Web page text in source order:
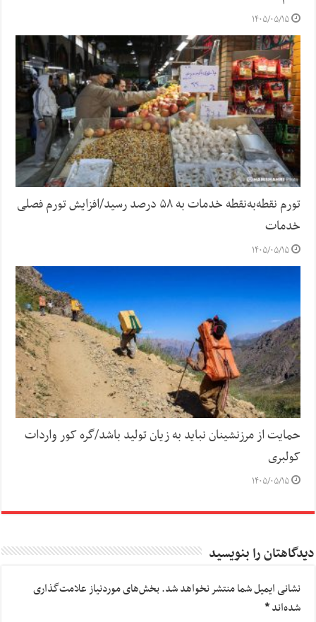
۱۴۰۵/۰۵/۱۵
تورم نقطه‌به‌نقطه خدمات به ۵۸ درصد رسید/افزایش تورم فصلی
خدمات
۱۴۰۵/۰۵/۱۵
حمایت از مرزنشینان نباید به زیان تولید باشد/گره کور واردات
کولبری
۱۴۰۵/۰۵/۱۵
دیدگاهتان را بنویسید
نشانی ایمیل شما منتشر نخواهد شد.بخش‌های موردنیاز علامت‌گذاری
شده‌اند*